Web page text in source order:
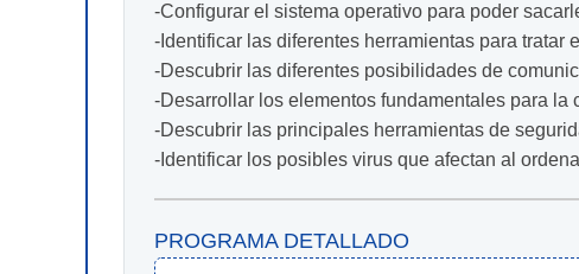
-Configurar el sistema operativo para poder
-Identificar las diferentes herramientas para tratar
-Descubrir las diferentes posibilidades de
-Desarrollar los elementos fundamentales para la
-Descubrir las principales herramientas de
-Identificar los posibles virus que afectan al
PROGRAMA DETALLADO